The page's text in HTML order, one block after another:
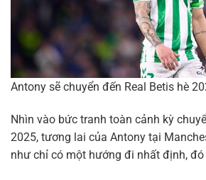
Antony sẽ chuyển đến Real Betis hè
Nhìn vào bức tranh toàn cảnh kỳ
2025, tương lai của Antony tại
như chỉ có một hướng đi nhất định,